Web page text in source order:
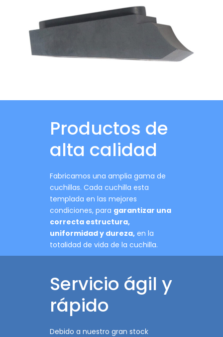
Productos de
alta calidad
Fabricamos una amplia gama de
cuchillas. Cada cuchilla esta
templada en las mejores
condiciones, para garantizar una
correcta estructura,
uniformidad y dureza, en la
totalidad de vida de la cuchilla.
Servicio ágil y
rápido
Debido a nuestro gran stock